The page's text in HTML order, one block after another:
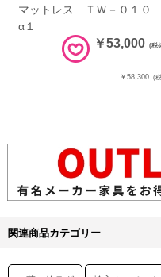
マットレス ＴＷ－０１０
α１
￥53,000 (税
￥58,300 (
関連商品カテゴリー